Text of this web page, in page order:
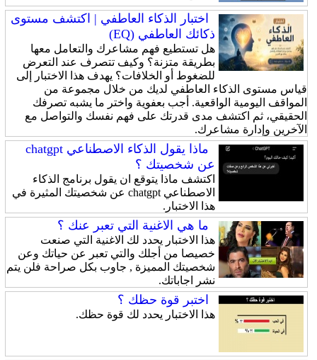
اختبار الذكاء العاطفي | اكتشف مستوى
ذكائك العاطفي (EQ)
هل تستطيع فهم مشاعرك والتعامل معها
بطريقة متزنة؟ وكيف تتصرف عند التعرض
للضغوط أو الخلافات؟ يهدف هذا الاختبار إلى
قياس مستوى الذكاء العاطفي لديك من خلال مجموعة من
المواقف اليومية الواقعية. أجب بعفوية واختر ما يشبه تصرفك
الحقيقي، ثم اكتشف مدى قدرتك على فهم نفسك والتواصل مع
الآخرين وإدارة مشاعرك.
ماذا يقول الذكاء الاصطناعي chatgpt
عن شخصيتك ؟
اكتشف ماذا يتوقع ان يقول برنامج الذكاء
الاصطناعي chatgpt عن شخصيتك المثيرة في
هذا الاختبار.
ما هي الاغنية التي تعبر عنك ؟
هذا الاختبار يحدد لك الاغنية التي صنعت
خصيصا من أجلك والتي تعبر عن حياتك وعن
شخصيتك المميزة , جاوب بكل صراحة فلن يتم
نشر اجاباتك.
اختبر قوة حظك ؟
هذا الاختبار يحدد لك قوة حظك.